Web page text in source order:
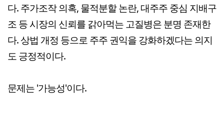
다. 주가조작 의혹, 물적분할 논란, 대주주 중심 지배구
조 등 시장의 신뢰를 갉아먹는 고질병은 분명 존재한
다. 상법 개정 등으로 주주 권익을 강화하겠다는 의지
도 긍정적이다.
문제는 '가능성'이다.